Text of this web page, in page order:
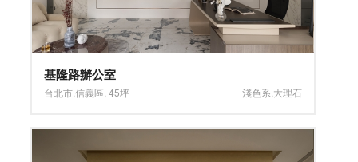
基隆路辦公室
台北市,信義區 ,45坪 淺色系 大理石